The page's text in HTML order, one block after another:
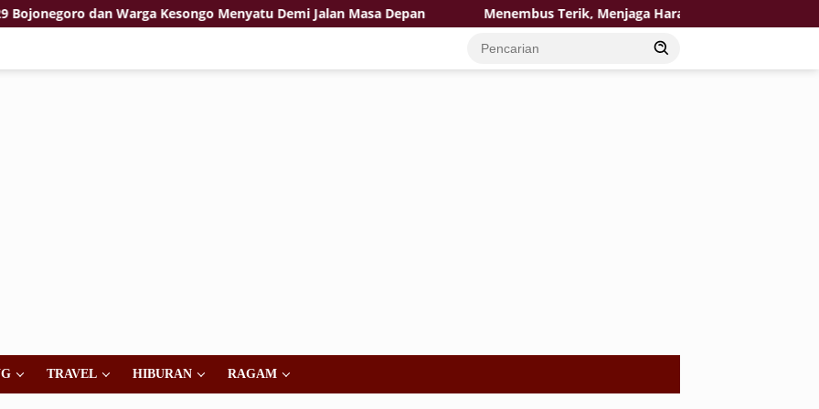
dan Warga Kesongo Menyatu Demi Jalan Masa Depan Menembus Terik, Menjaga Harapan: Satgas TMMD 129
TRAVEL HIBURAN RAGAM